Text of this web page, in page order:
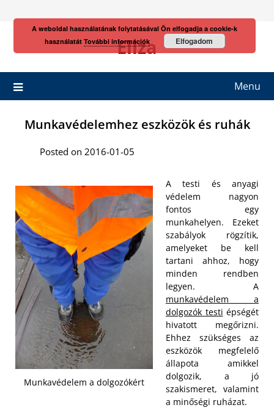
Eliza
Menu
Munkavédelemhez eszközök és ruhák
Posted on 2016-01-05
Munkavédelem a dolgozókért
A testi és anyagi
védelem nagyon
fontos egy
munkahelyen. Ezeket
szabályok rögzítik,
amelyeket be kell
tartani ahhoz, hogy
minden rendben
legyen. A
munkavédelem a
dolgozók testi épségét
hivatott megőrizni.
Ehhez szükséges az
eszközök megfelelő
állapota amikkel
dolgozik, a jó
szakismeret, valamint
a minőségi ruházat.
A weboldal használatának folytatásával Ön elfogadja a cookie-k
használatát További információk Elfogadom